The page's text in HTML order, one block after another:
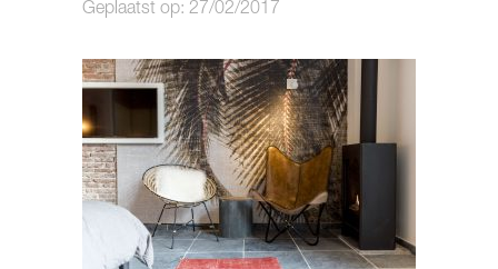
Geplaatst op: 27/02/2017